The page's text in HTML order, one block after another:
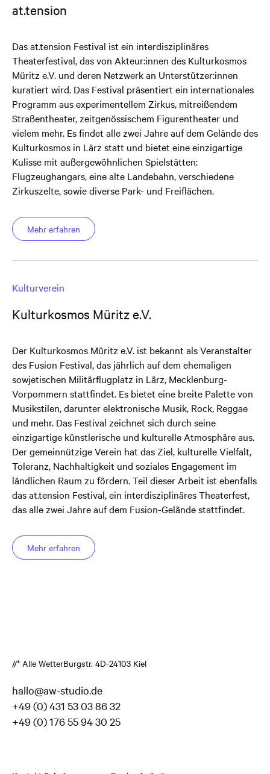
at.tension
Das at.tension Festival ist ein interdisziplinäres
Theaterfestival, das von Akteur:innen des Kulturkosmos
Müritz e.V. und deren Netzwerk an Unterstützer:innen
kuratiert wird. Das Festival präsentiert ein internationales
Programm aus experimentellem Zirkus, mitreißendem
Straßentheater, zeitgenössischem Figurentheater und
vielem mehr. Es findet alle zwei Jahre auf dem Gelände des
Kulturkosmos in Lärz statt und bietet eine einzigartige
Kulisse mit außergewöhnlichen Spielstätten:
Flugzeughangars, eine alte Landebahn, verschiedene
Zirkuszelte, sowie diverse Park- und Freiflächen.
Mehr erfahren
Kulturverein
Kulturkosmos Müritz e.V.
Der Kulturkosmos Müritz e.V. ist bekannt als Veranstalter
des Fusion Festival, das jährlich auf dem ehemaligen
sowjetischen Militärflugplatz in Lärz, Mecklenburg-
Vorpommern stattfindet. Es bietet eine breite Palette von
Musikstilen, darunter elektronische Musik, Rock, Reggae
und mehr. Das Festival zeichnet sich durch seine
einzigartige künstlerische und kulturelle Atmosphäre aus.
Der gemeinnützige Verein hat das Ziel, kulturelle Vielfalt,
Toleranz, Nachhaltigkeit und soziales Engagement im
ländlichen Raum zu fördern. Teil dieser Arbeit ist ebenfalls
das at.tension Festival, ein interdisziplinäres Theaterfest,
das alle zwei Jahre auf dem Fusion-Gelände stattfindet.
Mehr erfahren
//* Alle WetterBurgstr. 4D-24103 Kiel
hallo@aw-studio.de
+49 (0) 431 53 03 86 32
+49 (0) 176 55 94 30 25